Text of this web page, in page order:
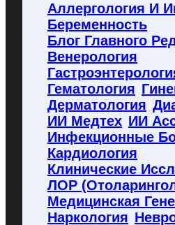
Аллергология И
Беременность
Блог Главного
Венерология
Гематология
Дерматология
ИИ Медтех ИИ
Инфекционные
Кардиология
Клинические
ЛОР
Медицинская
Наркология